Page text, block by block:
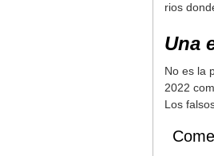
rios
Una
No es la
2022
Los